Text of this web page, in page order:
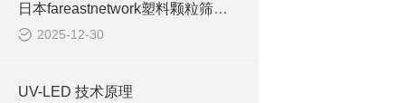
日本fareastnetwork塑料颗粒筛分机
2025-12-30
UV-LED 技术原理